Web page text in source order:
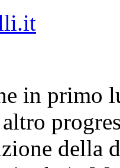
in primo
della